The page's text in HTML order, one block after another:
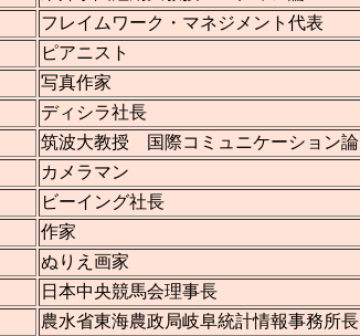
フレイムワーク・マネジメント代表
ピアニスト
写真作家
ディシラ社長
筑波大教授 国際コミュニケーション論
カメラマン
ビーイング社長
作家
ぬりえ画家
日本中央競馬会理事長
農水省東海農政局岐阜統計情報事務所長